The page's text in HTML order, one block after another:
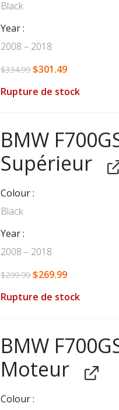
Black
Year
2008 – 2018
$334.99 $301.49
Rupture de stock
BMW
Supérieur
Colour
Black
Year
2008 – 2018
$299.99 $269.99
Rupture de stock
BMW
Moteur
Colour